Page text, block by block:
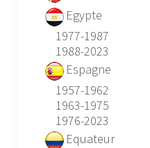
Egypte
1977-1987
1988-2023
Espagne
1957-1962
1963-1975
1976-2023
Equateur